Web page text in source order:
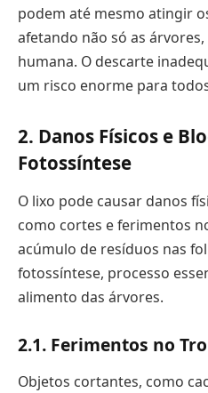
podem até mesmo atingir
afetando não só as
humana. O descarte
um risco enorme para
2. Danos Físicos e
Fotossíntese
O lixo pode causar danos
como cortes e ferimentos
acúmulo de resíduos nas
fotossíntese, processo
alimento das árvores.
2.1. Ferimentos no
Objetos cortantes, como